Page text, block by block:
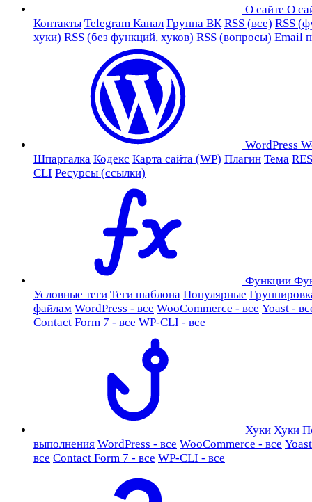
О сайте О
Контакты Telegram Канал Группа ВК RSS (все) RSS
хуки) RSS (без функций, хуков) RSS (вопросы) Email
WordPress
Шпаргалка Кодекс Карта сайта (WP) Плагин Тема
CLI Ресурсы (ссылки)
Функции
Условные теги Теги шаблона Популярные
файлам WordPress - все WooCommerce - все Yoast -
Contact Form 7 - все WP-CLI - все
Хуки Хуки
выполнения WordPress - все WooCommerce - все
все Contact Form 7 - все WP-CLI - все